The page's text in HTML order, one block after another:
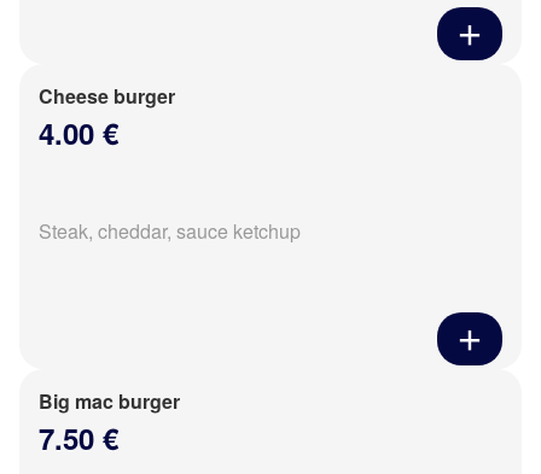
Cheese burger
4.00 €
Steak, cheddar, sauce ketchup
Big mac burger
7.50 €